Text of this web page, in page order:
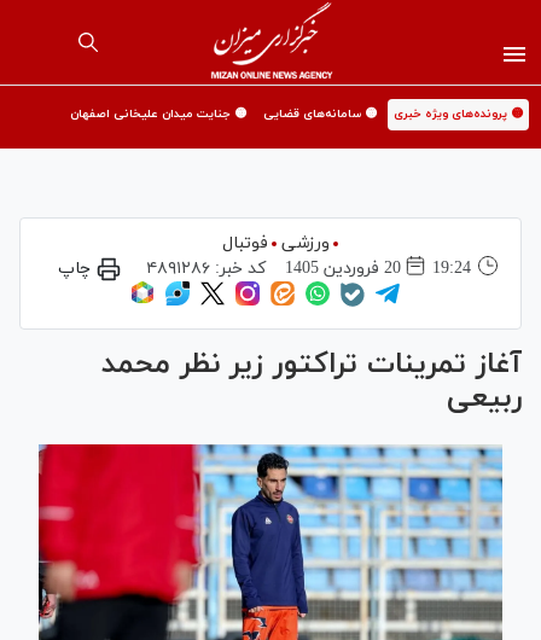
🟡 پرونده‌های ویژه خبری 🟡 سامانه‌های قضایی 🟡 جنایت میدان علیخانی اصفهان
ورزشی
فوتبال
19:24
20 فروردين 1405 کد خبر: ۴۸۹۱۲۸۶ چاپ
آغاز تمرینات تراکتور زیر نظر محمد
ربیعی